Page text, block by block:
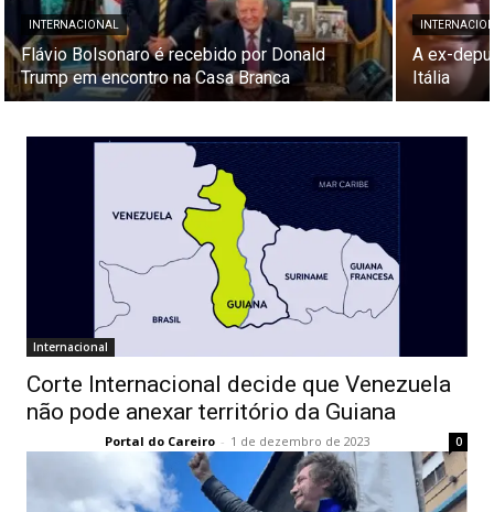
INTERNACIONAL
Flávio Bolsonaro é recebido por Donald
Trump em encontro na Casa Branca
A ex-
Itália
Internacional
Corte Internacional decide que Venezuela
não pode anexar território da Guiana
Portal do Careiro - 1 de dezembro de 2023 0